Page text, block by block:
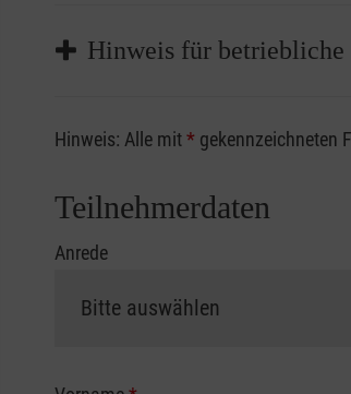
Hinweis für betriebliche
Sofern Sie ein
vorliegen müssen. Andernfalls
Hinweis: Alle mit* gekennzeichneten
Teilnehmerdaten
Anrede